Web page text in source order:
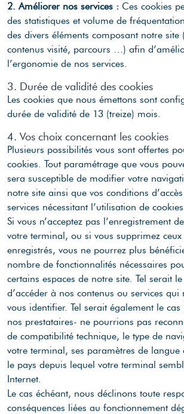
2. Améliorer nos services : Ces cookies
des statistiques et volume de
des divers éléments composant notre site
contenus visité, parcours …) afin
l’ergonomie de nos services.
3. Durée de validité des cookies
Les cookies que nous émettons sont
durée de validité de 13 (treize) mois.
4. Vos choix concernant les cookies
Plusieurs possibilités vous sont offertes
cookies. Tout paramétrage que vous
sera susceptible de modifier votre
notre site ainsi que vos conditions
services nécessitant l’utilisation de
Si vous n’acceptez pas l’enregistrement
votre terminal, ou si vous supprimez
enregistrés, vous ne pourrez plus
nombre de fonctionnalités nécessaires
certains espaces de notre site. Tel serait
d’accéder à nos contenus ou services qui
vous identifier. Tel serait également le
nos prestataires- ne pourrions pas
de compatibilité technique, le type de
votre terminal, ses paramètres de langue
le pays depuis lequel votre terminal
Internet.
Le cas échéant, nous déclinons toute
conséquences liées au fonctionnement